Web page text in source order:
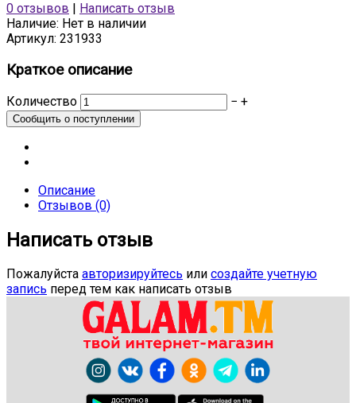
0 отзывов
Написать отзыв
Наличие: Нет в наличии
Артикул: 231933
Краткое описание
Количество − +
Описание
Отзывов (0)
Написать отзыв
Пожалуйста авторизируйтесь или создайте учетную
запись перед тем как написать отзыв